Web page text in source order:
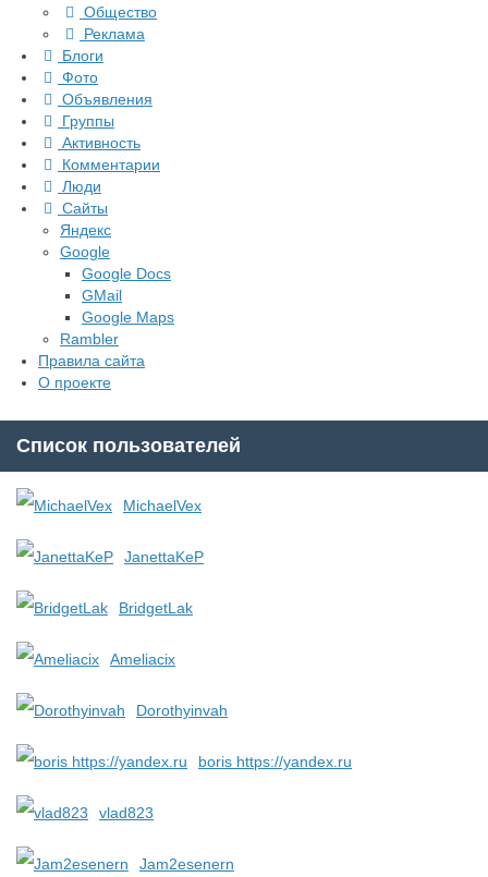
Общество
Реклама
Блоги
Фото
Объявления
Группы
Активность
Комментарии
Люди
Сайты
Яндекс
Google
Google Docs
GMail
Google Maps
Rambler
Правила сайта
О проекте
Список пользователей
MichaelVex
JanettaKeP
BridgetLak
Ameliacix
Dorothyinvah
boris https://yandex.ru
vlad823
Jam2esenern